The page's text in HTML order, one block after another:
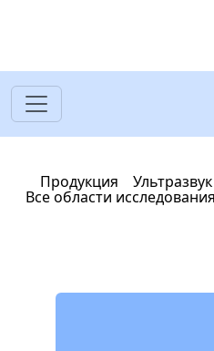
Главная
Продукция Ультразвук
Все области исследования